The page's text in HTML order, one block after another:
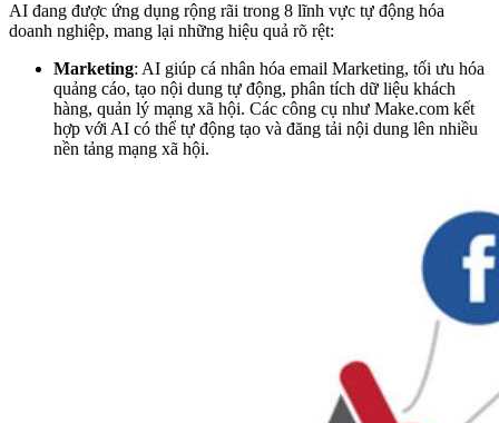
AI đang được ứng dụng rộng rãi trong 8 lĩnh vực tự động hóa
doanh nghiệp, mang lại những hiệu quả rõ rệt:
Marketing: AI giúp cá nhân hóa email Marketing, tối ưu hóa
quảng cáo, tạo nội dung tự động, phân tích dữ liệu khách
hàng, quản lý mạng xã hội. Các công cụ như Make.com kết
hợp với AI có thể tự động tạo và đăng tải nội dung lên nhiều
nền tảng mạng xã hội.